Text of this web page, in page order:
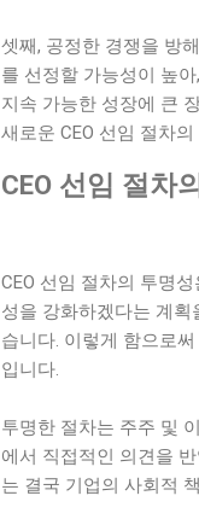
셋째, 공정한 경쟁을 방
를 선정할 가능성이 높
지속 가능한 성장에 큰
새로운 CEO 선임 절차
CEO 선임 절차
CEO 선임 절차의 투명
성을 강화하겠다는 계
습니다. 이렇게 함으로
입니다.
투명한 절차는 주주 및
에서 직접적인 의견을
는 결국 기업의 사회적